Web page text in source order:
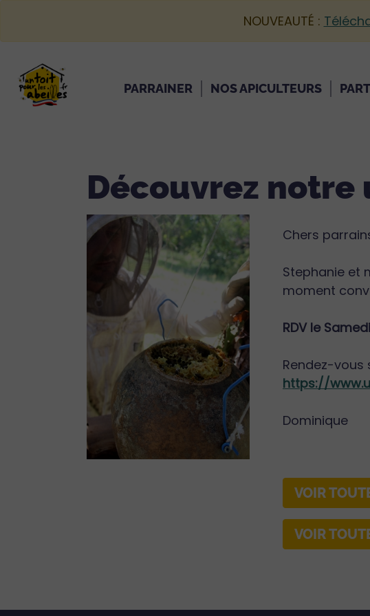
NOUVEAUTÉ :
PARRAINER NOS APICULTEURS
Découvrez notre
Chers
Stephanie et
moment
RDV le
Rendez-vous
https://
Dominique
VOIR
VOIR